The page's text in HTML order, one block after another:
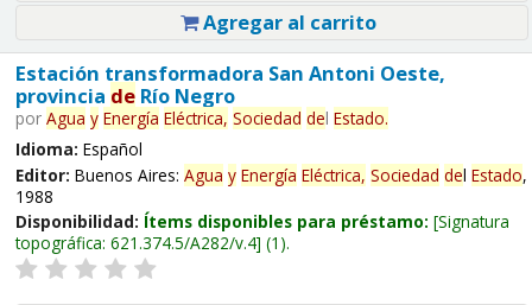
Agregar al carrito
Estación transformadora San Antoni Oeste,
provincia deRío Negro
por Agua y Energía Eléctrica, Sociedad del Estado.
Idioma: Español
Editor: Buenos Aires: Agua y Energía Eléctrica, Sociedad del Estado,
1988
Disponibilidad: Ítems disponibles para préstamo: Signatura
topográfica: 621.374.5/A282/v.4 (1).